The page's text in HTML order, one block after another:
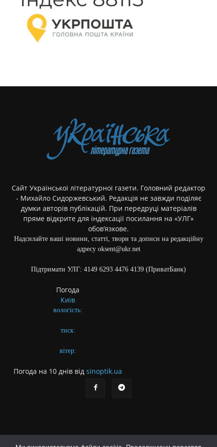
Сайт Української літературної газети. Головний редактор
- Михайло Сидоржевський. Редакція не завжди поділяє
думки авторів публікацій. При передруці матеріалів
пряме відкрите для індексації посилання на «УЛГ»
обов’язкове.
Надсилайте ваші новини, статті, твори та дописи на редакційну
адресу oksent@ukr.net
Підтримати УЛГ: 4149 6293 4476 4139 (ПриватБанк)
Погода
Київ
вологість:
тиск:
вітер:
Погода на 10 днів від sinoptik.ua